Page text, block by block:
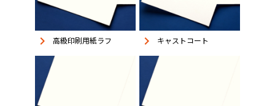
keyboard_arrow_right 高級印刷用紙ラフ keyboard_arrow_right キャストコート